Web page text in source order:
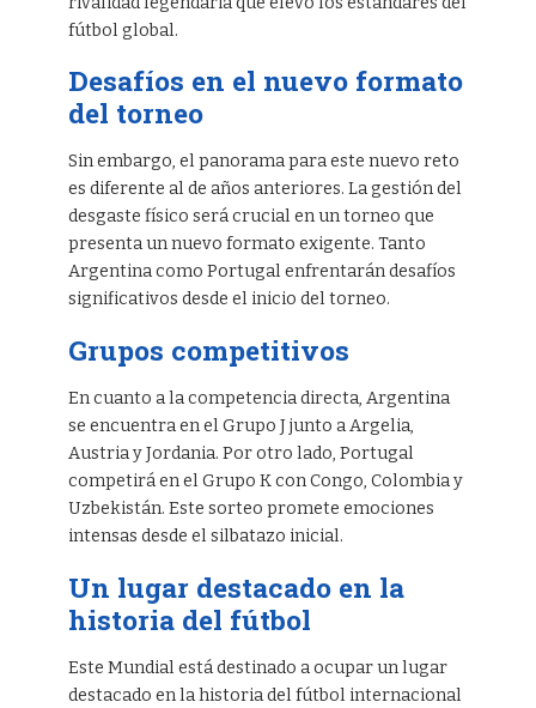
fútbol global.
Desafíos en el nuevo formato
del torneo
Sin embargo, el panorama para este nuevo reto
es diferente al de años anteriores. La gestión del
desgaste físico será crucial en un torneo que
presenta un nuevo formato exigente. Tanto
Argentina como Portugal enfrentarán desafíos
significativos desde el inicio del torneo.
Grupos competitivos
En cuanto a la competencia directa, Argentina
se encuentra en el Grupo J junto a Argelia,
Austria y Jordania. Por otro lado, Portugal
competirá en el Grupo K con Congo, Colombia y
Uzbekistán. Este sorteo promete emociones
intensas desde el silbatazo inicial.
Un lugar destacado en la
historia del fútbol
Este Mundial está destinado a ocupar un lugar
destacado en la historia del fútbol internacional